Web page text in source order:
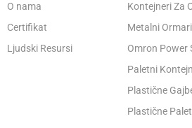
O nama
Certifikat
Ljudski Resursi
Kontejneri Za
Metalni Ormari
Omron Power
Paletni
Plastične
Plastične